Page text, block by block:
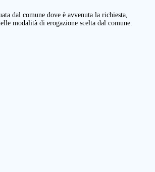
dal comune dove è avvenuta la richiesta,
modalità di erogazione scelta dal comune: